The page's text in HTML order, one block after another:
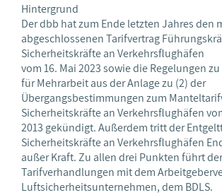
Hintergrund
Der dbb hat zum Ende letzten Jahres den
abgeschlossenen Tarifvertrag
Sicherheitskräfte an Verkehrsflughäfen
vom 16. Mai 2023 sowie die Regelungen
für Mehrarbeit aus der Anlage zu (2) der
Übergangsbestimmungen zum
Sicherheitskräfte an Verkehrsflughäfen
2013 gekündigt. Außerdem tritt der
Sicherheitskräfte an Verkehrsflughäfen
außer Kraft. Zu allen drei Punkten führt
Tarifverhandlungen mit dem
Luftsicherheitsunternehmen, dem BDLS.